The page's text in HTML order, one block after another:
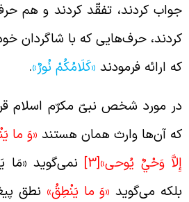
کردند، تفقّد کردند و هم
حرف‌هایی که با شاگردان
ارائه فرمودند«كَلَامُكُمْ نُورٌ».
مورد شخص نبیّ مکرّم اسلام
آن‌ها وارث همان هستند«وَ ما
وَحْيٌ يُوحى‏»[3]
نمی‌گوید «مَا
می‌گوید«وَ ما يَنْطِقُ»نطق